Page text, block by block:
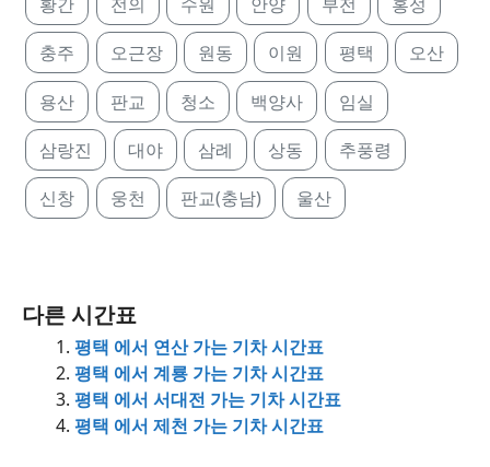
충주 오근장 원동 이원 평택 오산
용산 판교 청소 백양사 임실
삼랑진 대야 삼례 상동 추풍령
신창 웅천 판교(충남) 울산
다른 시간표
평택 에서 연산 가는 기차 시간표
평택 에서 계룡 가는 기차 시간표
평택 에서 서대전 가는 기차 시간표
평택 에서 제천 가는 기차 시간표